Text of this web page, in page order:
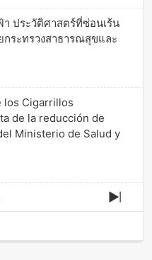
ประวัติศาสตร์ที่ซ่อนเร้น
ระทรวงสาธารณสุขและ
los Cigarrillos
de la reducción de
Ministerio de Salud y
Next